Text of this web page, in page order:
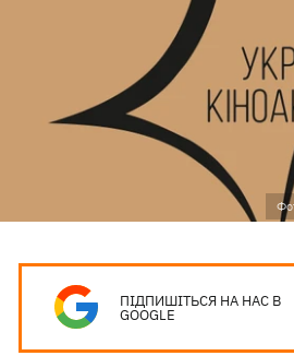
ПІДПИШІТЬСЯ НА НАС В
GOOGLE